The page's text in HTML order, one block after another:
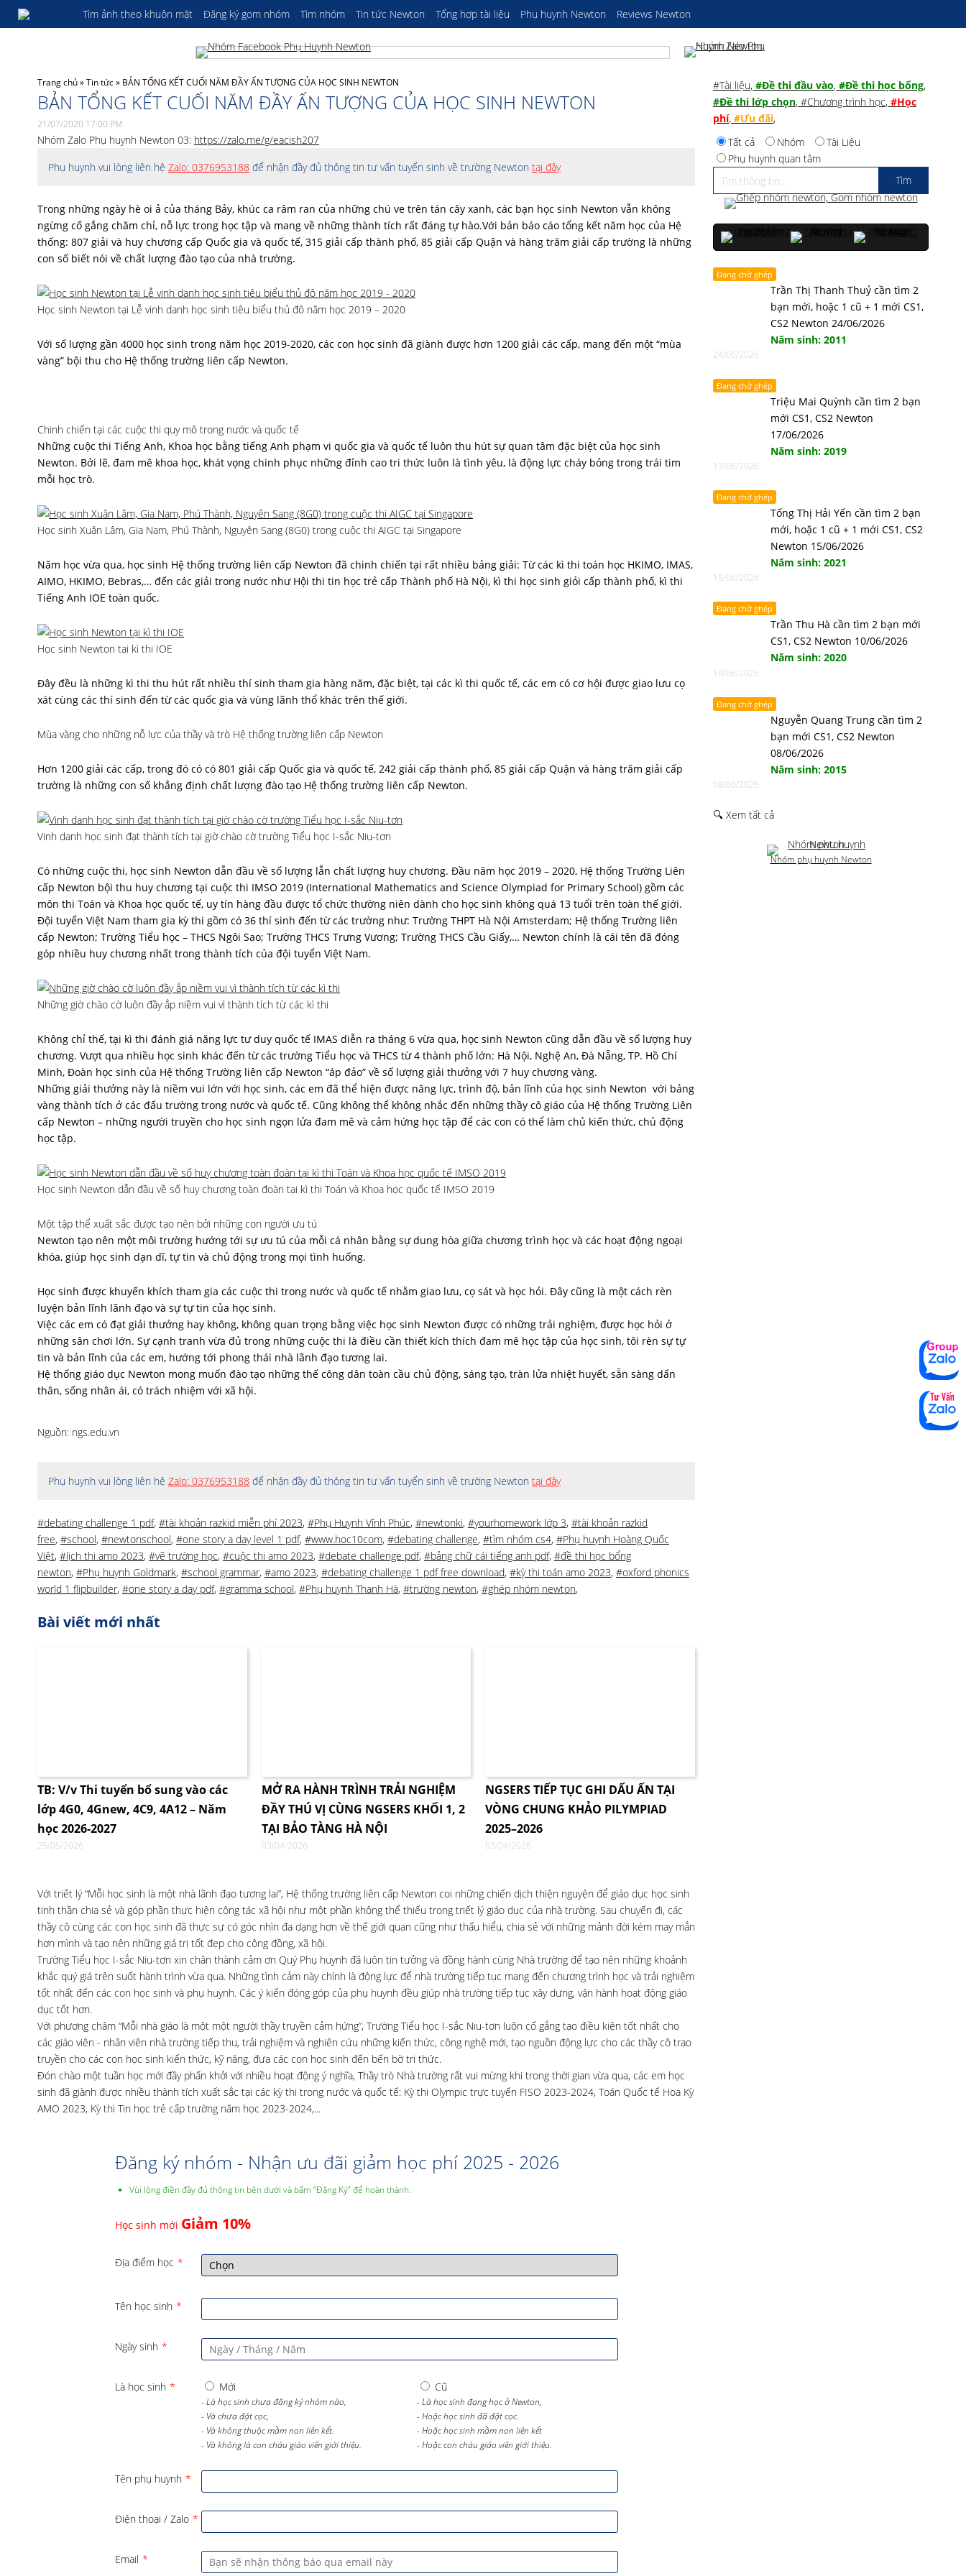
Tìm ảnh theo khuôn mặt Đăng ký gom nhóm Tìm nhóm Tin tức Newton Tổng hợp tài liệu Phụ huynh Newton Reviews Newton
Trang chủ»Tin tức» BẢN TỔNG KẾT CUỐI NĂM ĐẦY ẤN TƯỢNG CỦA HỌC SINH NEWTON
BẢN TỔNG KẾT CUỐI NĂM ĐẦY ẤN TƯỢNG CỦA HỌC SINH NEWTON
21/07/2020 17:00 PM
Nhóm Zalo Phụ huynh Newton 03: https://zalo.me/g/eacish207
Phụ huynh vui lòng liên hệ Zalo: 0376953188 để nhận đầy đủ thông tin tư vấn tuyển sinh về trường Newton tại đây
Trong những ngày hè oi ả của tháng Bảy, khúc ca râm ran của những chú ve trên tán cây xanh, các bạn học sinh Newton vẫn không
ngừng cố gắng chăm chỉ, nỗ lực trong học tập và mang về những thành tích rất đáng tự hào.Với bản báo cáo tổng kết năm học của Hệ
thống: 807 giải và huy chương cấp Quốc gia và quốc tế, 315 giải cấp thành phố, 85 giải cấp Quận và hàng trăm giải cấp trường là những
con số biết nói về chất lượng đào tạo của nhà trường.
Học sinh Newton tại Lễ vinh danh học sinh tiêu biểu thủ đô năm học 2019 – 2020
Với số lượng gần 4000 học sinh trong năm học 2019-2020, các con học sinh đã giành được hơn 1200 giải các cấp, mang đến một “mùa
vàng” bội thu cho Hệ thống trường liên cấp Newton.
Chinh chiến tại các cuộc thi quy mô trong nước và quốc tế
Những cuộc thi Tiếng Anh, Khoa học bằng tiếng Anh phạm vi quốc gia và quốc tế luôn thu hút sự quan tâm đặc biệt của học sinh
Newton. Bởi lẽ, đam mê khoa học, khát vọng chinh phục những đỉnh cao tri thức luôn là tình yêu, là động lực cháy bỏng trong trái tim
mỗi học trò.
Học sinh Xuân Lâm, Gia Nam, Phú Thành, Nguyên Sang (8G0) trong cuộc thi AIGC tại Singapore
Năm học vừa qua, học sinh Hệ thống trường liên cấp Newton đã chinh chiến tại rất nhiều bảng giải: Từ các kì thi toán học HKIMO, IMAS,
AIMO, HKIMO, Bebras,… đến các giải trong nước như Hội thi tin học trẻ cấp Thành phố Hà Nội, kì thi học sinh giỏi cấp thành phố, kì thi
Tiếng Anh IOE toàn quốc.
Học sinh Newton tại kì thi IOE
Đây đều là những kì thi thu hút rất nhiều thí sinh tham gia hàng năm, đặc biệt, tại các kì thi quốc tế, các em có cơ hội được giao lưu cọ
xát cùng các thí sinh đến từ các quốc gia và vùng lãnh thổ khác trên thế giới.
Mùa vàng cho những nỗ lực của thầy và trò Hệ thống trường liên cấp Newton
Hơn 1200 giải các cấp, trong đó có có 801 giải cấp Quốc gia và quốc tế, 242 giải cấp thành phố, 85 giải cấp Quận và hàng trăm giải cấp
trường là những con số khẳng định chất lượng đào tạo Hệ thống trường liên cấp Newton.
Vinh danh học sinh đạt thành tích tại giờ chào cờ trường Tiểu học I-sắc Niu-tơn
Có những cuộc thi, học sinh Newton dẫn đầu về số lượng lẫn chất lượng huy chương. Đầu năm học 2019 – 2020, Hệ thống Trường Liên
cấp Newton bội thu huy chương tại cuộc thi IMSO 2019 (International Mathematics and Science Olympiad for Primary School) gồm các
môn thi Toán và Khoa học quốc tế, uy tín hàng đầu được tổ chức thường niên dành cho học sinh không quá 13 tuổi trên toàn thế giới.
Đội tuyển Việt Nam tham gia kỳ thi gồm có 36 thí sinh đến từ các trường như: Trường THPT Hà Nội Amsterdam; Hệ thống Trường liên
cấp Newton; Trường Tiểu học – THCS Ngôi Sao; Trường THCS Trưng Vương; Trường THCS Cầu Giấy,… Newton chính là cái tên đã đóng
góp nhiều huy chương nhất trong thành tích của đội tuyển Việt Nam.
Những giờ chào cờ luôn đầy ắp niềm vui vì thành tích từ các kì thi
Không chỉ thế, tại kì thi đánh giá năng lực tư duy quốc tế IMAS diễn ra tháng 6 vừa qua, học sinh Newton cũng dẫn đầu về số lượng huy
chương. Vượt qua nhiều học sinh khác đến từ các trường Tiểu học và THCS từ 4 thành phố lớn: Hà Nội, Nghệ An, Đà Nẵng, TP. Hồ Chí
Minh, Đoàn học sinh của Hệ thống Trường liên cấp Newton “áp đảo” về số lượng giải thưởng với 7 huy chương vàng.
Những giải thưởng này là niềm vui lớn với học sinh, các em đã thể hiện được năng lực, trình độ, bản lĩnh của học sinh Newton với bảng
vàng thành tích ở các đấu trường trong nước và quốc tế. Cũng không thể không nhắc đến những thầy cô giáo của Hệ thống Trường Liên
cấp Newton – những người truyền cho học sinh ngọn lửa đam mê và cảm hứng học tập để các con có thể làm chủ kiến thức, chủ động
học tập.
Học sinh Newton dẫn đầu về số huy chương toàn đoàn tại kì thi Toán và Khoa học quốc tế IMSO 2019
Một tập thể xuất sắc được tạo nên bởi những con người ưu tú
Newton tạo nên một môi trường hướng tới sự ưu tú của mỗi cá nhân bằng sự dung hòa giữa chương trình học và các hoạt động ngoại
khóa, giúp học sinh dạn dĩ, tự tin và chủ động trong mọi tình huống.
Học sinh được khuyến khích tham gia các cuộc thi trong nước và quốc tế nhằm giao lưu, cọ sát và học hỏi. Đây cũng là một cách rèn
luyện bản lĩnh lãnh đạo và sự tự tin của học sinh.
Việc các em có đạt giải thưởng hay không, không quan trọng bằng việc học sinh Newton được có những trải nghiệm, được học hỏi ở
những sân chơi lớn. Sự cạnh tranh vừa đủ trong những cuộc thi là điều cần thiết kích thích đam mê học tập của học sinh, tôi rèn sự tự
tin và bản lĩnh của các em, hướng tới phong thái nhà lãnh đạo tương lai.
Hệ thống giáo dục Newton mong muốn đào tạo những thế công dân toàn cầu chủ động, sáng tạo, tràn lửa nhiệt huyết, sẵn sàng dấn
thân, sống nhân ái, có trách nhiệm với xã hội.
Nguồn: ngs.edu.vn
Phụ huynh vui lòng liên hệ Zalo: 0376953188 để nhận đầy đủ thông tin tư vấn tuyển sinh về trường Newton tại đây
#debating challenge 1 pdf, #tài khoản razkid miễn phí 2023, #Phụ Huynh Vĩnh Phúc, #newtonki, #yourhomework lớp 3, #tài khoản razkid
free, #school, #newtonschool, #one story a day level 1 pdf, #www.hoc10com, #debating challenge, #tìm nhóm cs4, #Phụ huynh Hoàng Quốc
Việt, #lịch thi amo 2023, #vẽ trường học, #cuộc thi amo 2023, #debate challenge pdf, #bảng chữ cái tiếng anh pdf, #đề thi học bổng
newton, #Phụ huynh Goldmark, #school grammar, #amo 2023, #debating challenge 1 pdf free download, #kỳ thi toán amo 2023, #oxford phonics
world 1 flipbuilder, #one story a day pdf, #gramma school, #Phụ huynh Thanh Hà, #trường newton, #ghép nhóm newton,
Bài viết mới nhất
TB: V/v Thi tuyển bổ sung vào các
lớp 4G0, 4Gnew, 4C9, 4A12 – Năm
học 2026-2027
25/05/2026
MỞ RA HÀNH TRÌNH TRẢI NGHIỆM
ĐẦY THÚ VỊ CÙNG NGSERS KHỐI 1, 2
TẠI BẢO TÀNG HÀ NỘI
03/04/2026
NGSERS TIẾP TỤC GHI DẤU ẤN TẠI
VÒNG CHUNG KHẢO PILYMPIAD
2025–2026
03/04/2026
Với triết lý “Mỗi học sinh là một nhà lãnh đạo tương lai”, Hệ thống trường liên cấp Newton coi những chiến dịch thiện nguyện để giáo dục học sinh
tinh thần chia sẻ và góp phần thực hiện công tác xã hội như một phần không thể thiếu trong triết lý giáo dục của nhà trường. Sau chuyến đi, các
thầy cô cùng các con học sinh đã thực sự có góc nhìn đa dạng hơn về thế giới quan cũng như thấu hiểu, chia sẻ với những mảnh đời kém may mắn
hơn mình và tạo nên những giá trị tốt đẹp cho cộng đồng, xã hội.
Trường Tiểu học I-sắc Niu-tơn xin chân thành cảm ơn Quý Phụ huynh đã luôn tin tưởng và đồng hành cùng Nhà trường để tạo nên những khoảnh
khắc quý giá trên suốt hành trình vừa qua. Những tình cảm này chính là động lực để nhà trường tiếp tục mang đến chương trình học và trải nghiệm
tốt nhất đến các con học sinh và phụ huynh. Các ý kiến đóng góp của phụ huynh đều giúp nhà trường tiếp tục xây dựng, vận hành hoạt động giáo
dục tốt hơn.
Với phương châm “Mỗi nhà giáo là một một người thầy truyền cảm hứng”, Trường Tiểu học I-sắc Niu-tơn luôn cố gắng tạo điều kiện tốt nhất cho
các giáo viên - nhân viên nhà trường tiếp thu, trải nghiệm và nghiên cứu những kiến thức, công nghệ mới, tạo nguồn động lực cho các thầy cô trao
truyền cho các con học sinh kiến thức, kỹ năng, đưa các con học sinh đến bến bờ tri thức.
Đón chào một tuần học mới đầy phấn khởi với nhiều hoạt động ý nghĩa, Thầy trò Nhà trường rất vui mừng khi trong thời gian vừa qua, các em học
sinh đã giành được nhiều thành tích xuất sắc tại các kỳ thi trong nước và quốc tế: Kỳ thi Olympic trực tuyến FISO 2023-2024, Toán Quốc tế Hoa Kỳ
AMO 2023, Kỳ thi Tin học trẻ cấp trường năm học 2023-2024,...
Đăng ký nhóm - Nhận ưu đãi giảm học phí 2025 - 2026
Vùi lòng điền đầy đủ thông tin bên dưới và bấm “Đăng Ký” để hoàn thành.
Học sinh mới Giảm 10%
Địa điểm học *
Tên học sinh *
Ngày sinh *
Là học sinh * Mới
- Là học sinh chưa đăng ký nhóm nào,
- Và chưa đặt cọc,
- Và không thuộc mầm non liên kết.
- Và không là con cháu giáo viên giới thiệu.
Cũ
- Là học sinh đang học ở Newton,
- Hoặc học sinh đã đặt cọc.
- Hoặc học sinh mầm non liên kết
- Hoặc con cháu giáo viên giới thiệu.
Tên phụ huynh *
Điện thoại / Zalo *
Email *
#Tài liệu, #Đề thi đầu vào, #Đề thi học bổng,
#Đề thi lớp chọn, #Chương trình học, #Học
phí, #Ưu đãi,
Tất cả
Nhóm
Tài Liệu
Phụ huynh quan tâm
Đang chờ ghép
Trần Thị Thanh Thuỷ cần tìm 2
bạn mới, hoặc 1 cũ + 1 mới CS1,
CS2 Newton 24/06/2026
Năm sinh: 2011
24/06/2026
Đang chờ ghép
Triệu Mai Quỳnh cần tìm 2 bạn
mới CS1, CS2 Newton
17/06/2026
Năm sinh: 2019
17/06/2026
Đang chờ ghép
Tống Thị Hải Yến cần tìm 2 bạn
mới, hoặc 1 cũ + 1 mới CS1, CS2
Newton 15/06/2026
Năm sinh: 2021
15/06/2026
Đang chờ ghép
Trần Thu Hà cần tìm 2 bạn mới
CS1, CS2 Newton 10/06/2026
Năm sinh: 2020
10/06/2026
Đang chờ ghép
Nguyễn Quang Trung cần tìm 2
bạn mới CS1, CS2 Newton
08/06/2026
Năm sinh: 2015
08/06/2026
🔍 Xem tất cả
Nhóm phụ huynh Newton